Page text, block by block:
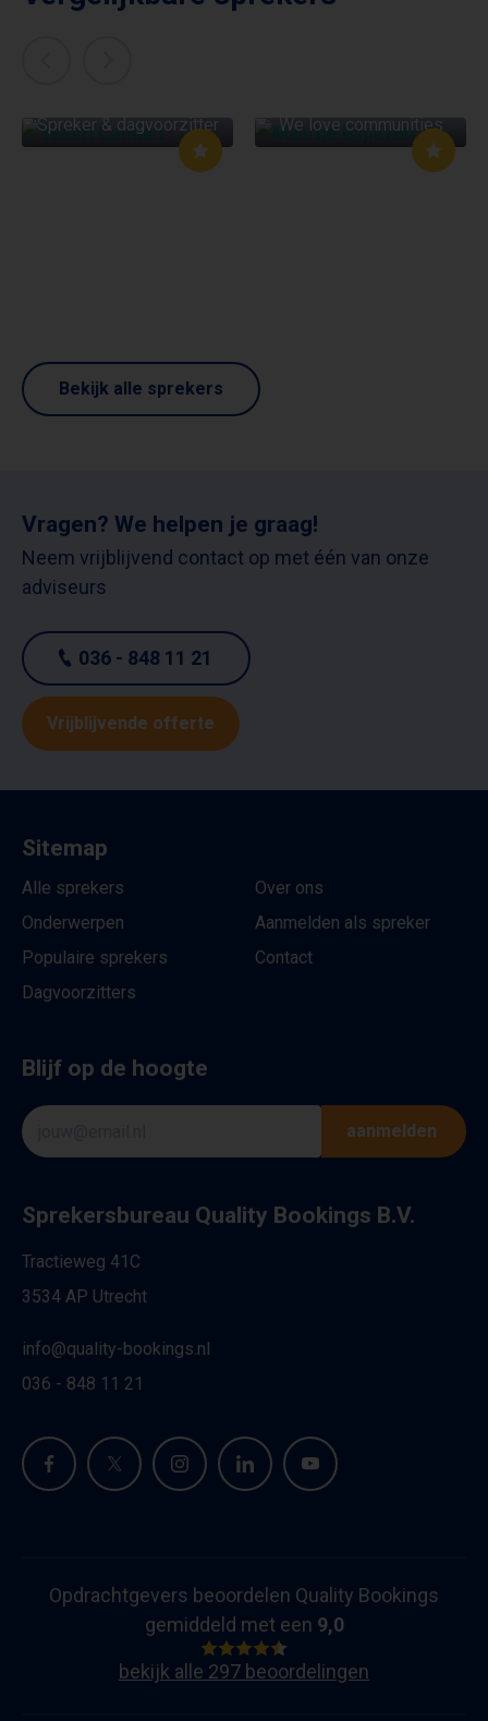
Spreker & dagvoorzitter We love communities
Bekijk alle sprekers
Vragen? We helpen je graag!
Neem vrijblijvend contact op met één van onze
adviseurs
036 - 848 11 21
Vrijblijvende offerte
Sitemap
Alle sprekers
Onderwerpen
Populaire sprekers
Dagvoorzitters
Over ons
Aanmelden als spreker
Contact
Blijf op de hoogte
aanmelden
Sprekersbureau Quality Bookings B.V.
Tractieweg 41C
3534 AP Utrecht
info@quality-bookings.nl
036 - 848 11 21
Opdrachtgevers beoordelen Quality Bookings
gemiddeld met een 9,0
bekijk alle 297 beoordelingen